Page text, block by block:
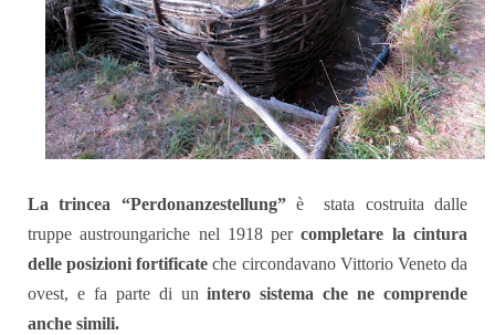
La trincea “Perdonanzestellung”è
stata costruita dalle
truppe austroungariche nel 1918 percompletare la cintura
delle posizioni fortificate che circondavano Vittorio Veneto da
ovest, e fa parte di un intero sistema che ne comprende
anche simili.